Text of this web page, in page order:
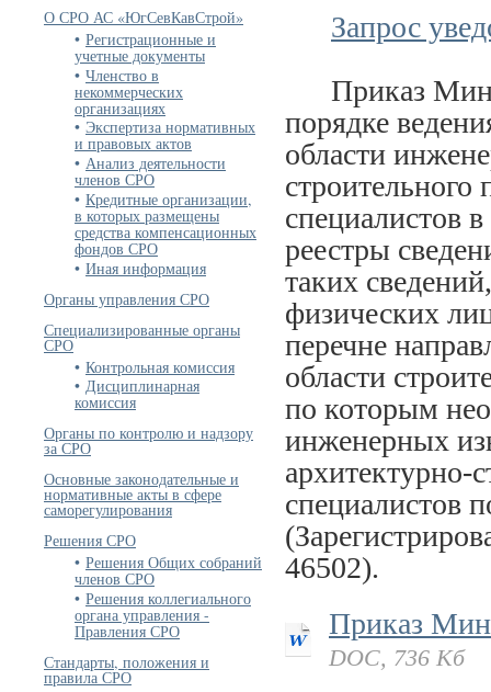
О СРО АС «ЮгСевКавСтрой»
Регистрационные и
учетные документы
Членство в
некоммерческих
организациях
Экспертиза нормативных
и правовых актов
Анализ деятельности
членов СРО
Кредитные организации,
в которых размещены
средства компенсационных
фондов СРО
Иная информация
Органы управления СРО
Специализированные органы
СРО
Контрольная комиссия
Дисциплинарная
комиссия
Органы по контролю и надзору
за СРО
Основные законодательные и
нормативные акты в сфере
саморегулирования
Решения СРО
Решения Общих собраний
членов СРО
Решения коллегиального
органа управления -
Правления СРО
Стандарты, положения и
правила СРО
Запрос
Приказ
порядке
области
строительного
специалистов
реестры
таких
физических
перечне
области
по которым
инженерных
архитектурно-
специалистов
46502).
Приказ
DOC, 736 Кб